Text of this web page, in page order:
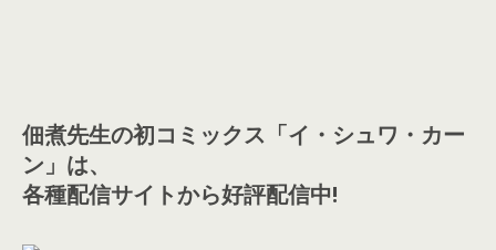
佃煮先生の初コミックス「イ・シュワ・カー
ン」は、
各種配信サイトから好評配信中!